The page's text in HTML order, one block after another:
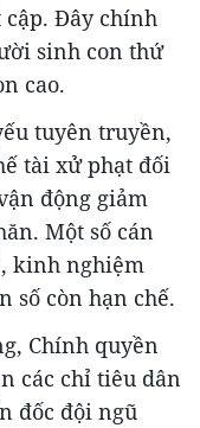
Đây chính
sinh con thứ
cao.
tuyên truyền,
tài xử phạt đối
động giảm
Một số cán
kinh nghiệm
số còn hạn chế.
Chính quyền
các chỉ tiêu dân
đốc đội ngũ